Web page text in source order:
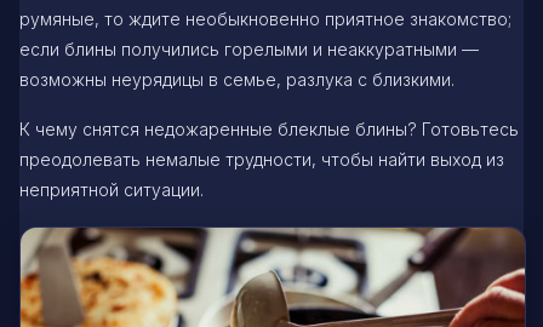
румяные, то ждите необыкновенно приятное знакомство;
если блины получились горелыми и неаккуратными —
возможны неурядицы в семье, разлука с близкими.
К чему снятся недожаренные блеклые блины? Готовьтесь
преодолевать немалые трудности, чтобы найти выход из
неприятной ситуации.